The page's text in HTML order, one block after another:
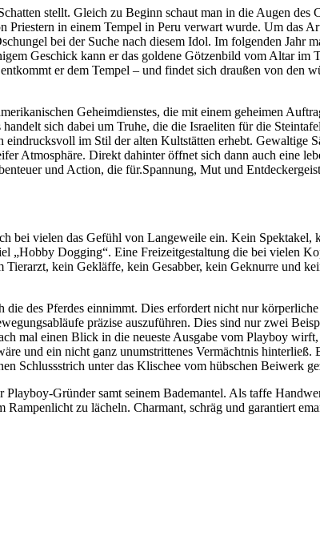
stellt. Gleich zu Beginn schaut man in die Augen
in einem Tempel in Peru verwart wurde. Um das
bei der Suche nach diesem Idol. Im folgenden Jahr
Geschick kann er das goldene Götzenbild vom Altar im
er dem Tempel – und findet sich draußen von den
Geheimdienstes, die mit einem geheimen
sich dabei um Truhe, die die Israeliten für die
im Stil der alten Kultstätten erhebt. Gewaltige
Atmosphäre. Direkt dahinter öffnet sich dann auch eine
und Action, die für.Spannung, Mut und
bei vielen das Gefühl von Langeweile ein. Kein
„Hobby Dogging“. Eine Freizeitgestaltung die bei vielen
kein Gekläffe, kein Gesabber, kein Geknurre und
des Pferdes einnimmt. Dies erfordert nicht nur
präzise auszuführen. Dies sind nur zwei
mal einen Blick in die neueste Ausgabe vom Playboy
und ein nicht ganz unumstrittenes Vermächtnis
Schlussstrich unter das Klischee vom hübschen Beiwerk
Gründer samt seinem Bademantel. Als taffe
zu lächeln. Charmant, schräg und garantiert